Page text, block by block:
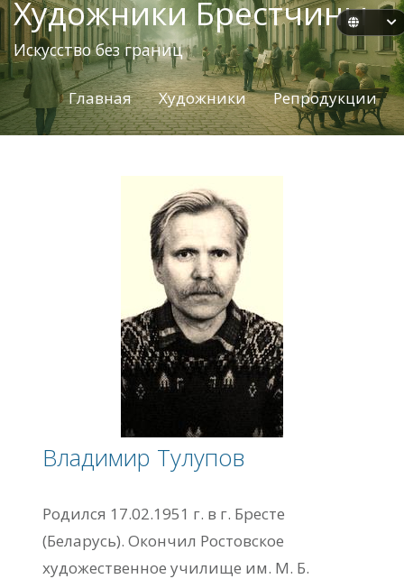
Художники Брестчины
Искусство без границ
Главная Художники Репродукции
Владимир Тулупов
Родился 17.02.1951 г. в г. Бресте
(Беларусь). Окончил Ростовское
художественное училище им. М. Б.